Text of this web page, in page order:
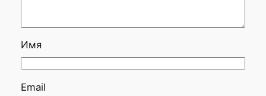
Имя
Email